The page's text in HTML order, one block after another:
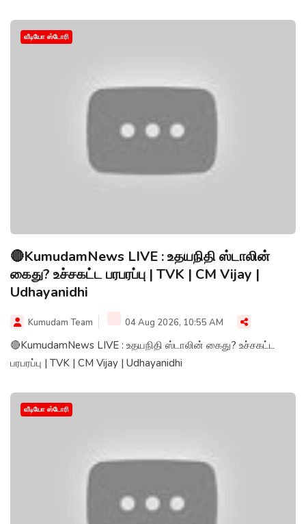
வீடியோ ஸ்டோரி
🔴KumudamNews LIVE : உதயநிதி ஸ்டாலின்
கைது? உச்சகட்ட பரபரப்பு | TVK | CM Vijay |
Udhayanidhi
Kumudam Team 04 Aug 2026, 10:55 AM
🔴KumudamNews LIVE : உதயநிதி ஸ்டாலின் கைது? உச்சகட்ட
பரபரப்பு | TVK | CM Vijay | Udhayanidhi
வீடியோ ஸ்டோரி